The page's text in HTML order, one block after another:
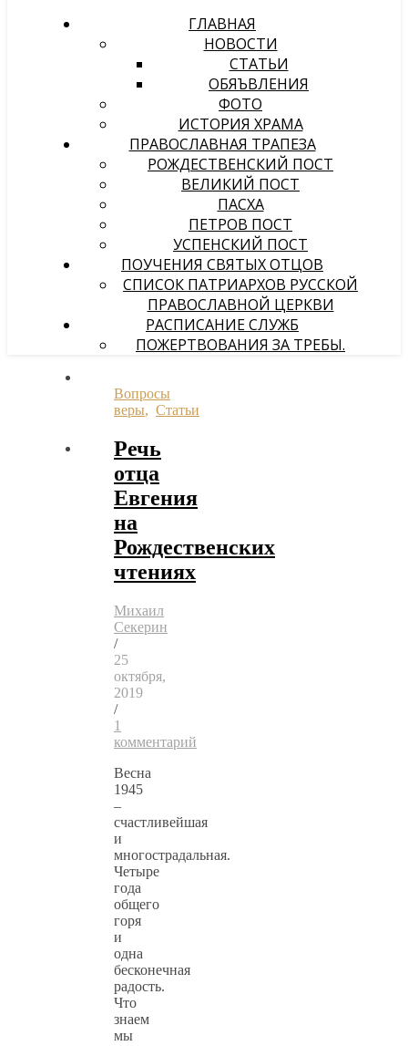
ГЛАВНАЯ
НОВОСТИ
СТАТЬИ
ОБЯЪВЛЕНИЯ
ФОТО
ИСТОРИЯ ХРАМА
ПРАВОСЛАВНАЯ ТРАПЕЗА
РОЖДЕСТВЕНСКИЙ ПОСТ
ВЕЛИКИЙ ПОСТ
ПАСХА
ПЕТРОВ ПОСТ
УСПЕНСКИЙ ПОСТ
ПОУЧЕНИЯ СВЯТЫХ ОТЦОВ
СПИСОК ПАТРИАРХОВ РУССКОЙ
ПРАВОСЛАВНОЙ ЦЕРКВИ
РАСПИСАНИЕ СЛУЖБ
ПОЖЕРТВОВАНИЯ ЗА ТРЕБЫ.
Вопросы
веры, Статьи
Речь
отца
Евгения
на
Рождественских
чтениях
Михаил
Секерин
/
25
октября,
2019
/
1
комментарий
Весна
1945
–
счастливейшая
и
многострадальная.
Четыре
года
общего
горя
и
одна
бесконечная
радость.
Что
знаем
мы